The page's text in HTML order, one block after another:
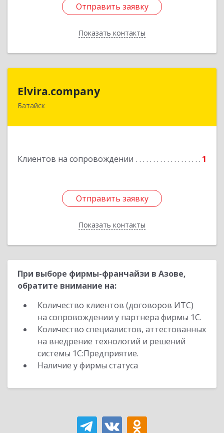
Отправить заявку
Показать контакты
Отправить заявку
Назад
Elvira.company
Батайск
Клиентов на сопровождении 1
Отправить заявку
Показать контакты
Отправить заявку
Назад
При выборе фирмы-франчайзи в Азове,
обратите внимание на:
Количество клиентов (договоров ИТС)
на сопровождении у партнера фирмы 1С.
Количество специалистов, аттестованных
на внедрение технологий и решений
системы 1С:Предприятие.
Наличие у фирмы статуса